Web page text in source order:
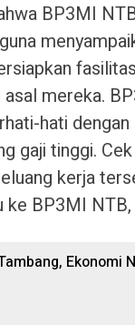
BP3MI
mereka.
hati
gaji tinggi.
kerja
BP3MI NTB,
Ekonomi